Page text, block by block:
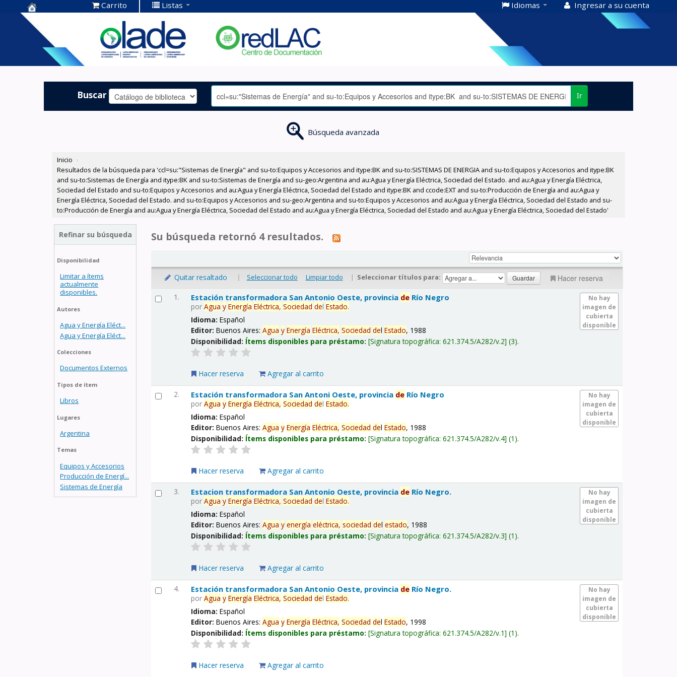
Centro de
Documentación
OLADE -
Carrito Listas Idiomas Ingresar a su cuenta
Buscar Ir
Búsqueda avanzada
Inicio ›
Resultados de la búsqueda para 'ccl=su:"Sistemas de Energía" and su-to:Equipos y Accesorios and itype:BK and su-to:SISTEMAS DE ENERGIA and su-to:Equipos y Accesorios and itype:BK
and su-to:Sistemas de Energía and itype:BK and su-to:Sistemas de Energía and su-geo:Argentina and au:Agua y Energía Eléctrica, Sociedad del Estado. and au:Agua y Energía Eléctrica,
Sociedad del Estado and su-to:Equipos y Accesorios and au:Agua y Energía Eléctrica, Sociedad del Estado and itype:BK and ccode:EXT and su-to:Producción de Energía and au:Agua y
Energía Eléctrica, Sociedad del Estado. and su-to:Equipos y Accesorios and su-geo:Argentina and su-to:Equipos y Accesorios and au:Agua y Energía Eléctrica, Sociedad del Estado and su-
to:Producción de Energía and au:Agua y Energía Eléctrica, Sociedad del Estado and au:Agua y Energía Eléctrica, Sociedad del Estado and au:Agua y Energía Eléctrica, Sociedad del Estado'
Refinar su búsqueda
Disponibilidad
Limitar a ítems
actualmente
disponibles.
Autores
Agua y Energía Eléct...
Agua y Energía Eléct...
Colecciones
Documentos Externos
Tipos de ítem
Libros
Lugares
Argentina
Temas
Equipos y Accesorios
Producción de Energí...
Sistemas de Energía
Su búsqueda retornó 4 resultados.
Quitar resaltado | Seleccionar todo Limpiar todo | Seleccionar títulos para: Hacer reserva
1.
No hay
imagen de
cubierta
disponible
Estación transformadora San Antonio Oeste, provincia de Río Negro
porAgua y Energía Eléctrica, Sociedad delEstado.
Idioma:Español
Editor:Buenos Aires:Agua y Energía Eléctrica, Sociedad delEstado, 1988
Disponibilidad: Ítems disponibles para préstamo: Signatura topográfica:621.374.5/A282/v.2 (3).
Hacer reserva Agregar al carrito
2.
No hay
imagen de
cubierta
disponible
Estación transformadora San Antoni Oeste, provincia de Río Negro
porAgua y Energía Eléctrica, Sociedad delEstado.
Idioma:Español
Editor:Buenos Aires:Agua y Energía Eléctrica, Sociedad delEstado, 1988
Disponibilidad: Ítems disponibles para préstamo: Signatura topográfica:621.374.5/A282/v.4 (1).
Hacer reserva Agregar al carrito
3.
No hay
imagen de
cubierta
disponible
Estacion transformadora San Antonio Oeste, provincia de Río Negro.
porAgua y Energía Eléctrica, Sociedad delEstado.
Idioma:Español
Editor:Buenos Aires:Agua y energía eléctrica, sociedad delestado, 1988
Disponibilidad: Ítems disponibles para préstamo: Signatura topográfica:621.374.5/A282/v.3 (1).
Hacer reserva Agregar al carrito
4.
No hay
imagen de
cubierta
disponible
Estación transformadora San Antonio Oeste, provincia de Río Negro.
porAgua y Energía Eléctrica, Sociedad delEstado.
Idioma:Español
Editor:Buenos Aires:Agua y Energía Eléctrica, Sociedad delEstado, 1998
Disponibilidad: Ítems disponibles para préstamo: Signatura topográfica:621.374.5/A282/v.1 (1).
Hacer reserva Agregar al carrito